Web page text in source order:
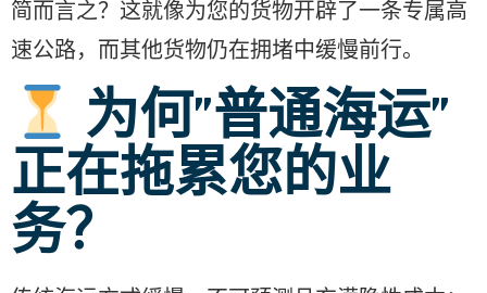
简而言之？这就像为您的货物开辟了一条专属高
速公路，而其他货物仍在拥堵中缓慢前行。
为何”普通海运”
正在拖累您的业
务？